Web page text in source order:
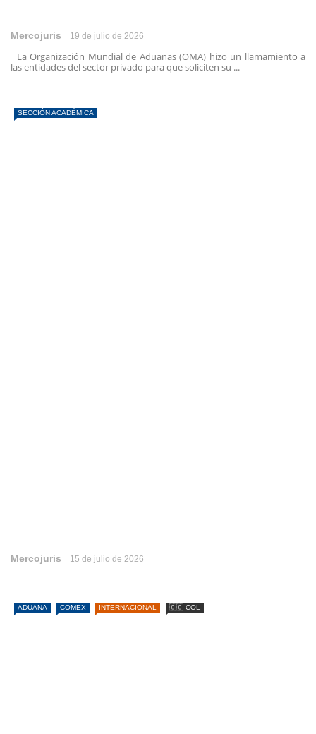
Mercojuris 19 de julio de 2026
La Organización Mundial de Aduanas (OMA) hizo un llamamiento a
las entidades del sector privado para que soliciten su ...
SECCIÓN ACADÉMICA
Mercojuris 15 de julio de 2026
ADUANA COMEX INTERNACIONAL 🇨🇴 COL